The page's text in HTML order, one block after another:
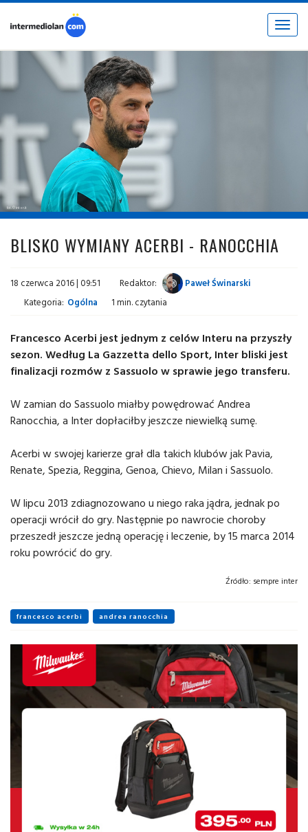
Toggle
fot. © inter.it
BLISKO WYMIANY ACERBI - RANOCCHIA
18 czerwca 2016 | 09:51 Redaktor:
Paweł Świnarski
Kategoria: Ogólna 1 min. czytania
Francesco Acerbi jest jednym z celów Interu na przyszły
sezon. Według La Gazzetta dello Sport, Inter bliski jest
finalizacji rozmów z Sassuolo w sprawie jego transferu.
W zamian do Sassuolo miałby powędrować Andrea
Ranocchia, a Inter dopłaciłby jeszcze niewielką sumę.
Acerbi w swojej karierze grał dla takich klubów jak Pavia,
Renate, Spezia, Reggina, Genoa, Chievo, Milan i Sassuolo.
W lipcu 2013 zdiagnozowano u niego raka jądra, jednak po
operacji wrócił do gry. Następnie po nawrocie choroby
przeszedł jeszcze jedną operację i leczenie, by 15 marca 2014
roku powrócić do gry.
Źródło: sempre inter
francesco acerbi andrea ranocchia